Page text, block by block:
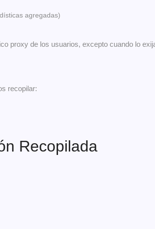
agregadas)
proxy de los usuarios, excepto cuando lo
recopilar:
Recopilada